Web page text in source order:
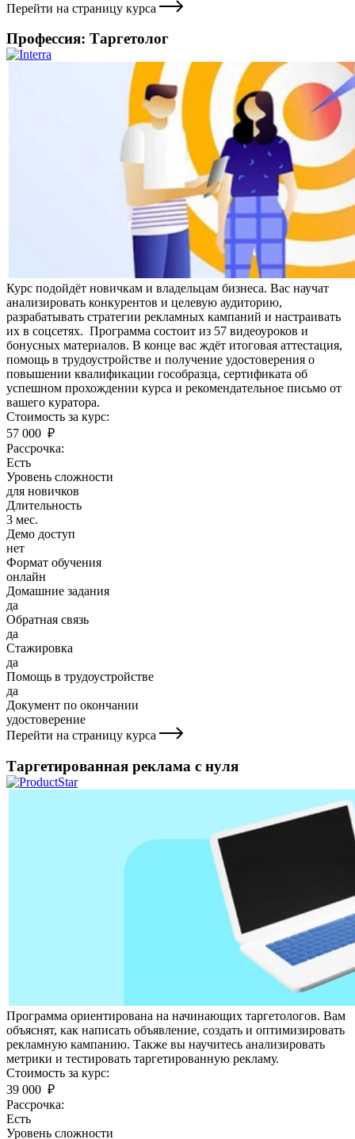
Перейти на страницу курса
Профессия: Таргетолог
Курс подойдёт новичкам и владельцам бизнеса. Вас научат
анализировать конкурентов и целевую аудиторию,
разрабатывать стратегии рекламных кампаний и настраивать
их в соцсетях. Программа состоит из 57 видеоуроков и
бонусных материалов. В конце вас ждёт итоговая аттестация,
помощь в трудоустройстве и получение удостоверения о
повышении квалификации гособразца, сертификата об
успешном прохождении курса и рекомендательное письмо от
вашего куратора.
Стоимость за курс:
57 000 ₽
Рассрочка:
Есть
Уровень сложности
для новичков
Длительность
3 мес.
Демо доступ
нет
Формат обучения
онлайн
Домашние задания
да
Обратная связь
да
Стажировка
да
Помощь в трудоустройстве
да
Документ по окончании
удостоверение
Перейти на страницу курса
Таргетированная реклама с нуля
Программа ориентирована на начинающих таргетологов. Вам
объяснят, как написать объявление, создать и оптимизировать
рекламную кампанию. Также вы научитесь анализировать
метрики и тестировать таргетированную рекламу.
Стоимость за курс:
39 000 ₽
Рассрочка:
Есть
Уровень сложности